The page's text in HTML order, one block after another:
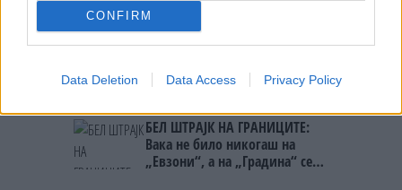
CONFIRM
Data Deletion Data Access Privacy Policy
ДЕМОЛИРАЊЕ НА ФИЛИПЧЕ:
Мицкоски откри дека
човекот појма нема од
алпинисти во лавина во
Непалец
БЕЛ ШТРАЈК НА ГРАНИЦИТЕ:
Вака не било никогаш на
„Евзони“, а на „Градина“ се